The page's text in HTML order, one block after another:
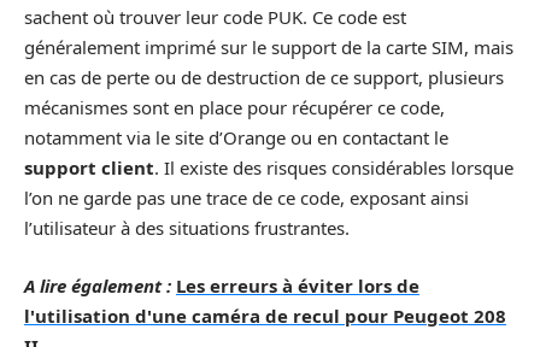
sachent où trouver leur code PUK. Ce code est
généralement imprimé sur le support de la carte SIM, mais
en cas de perte ou de destruction de ce support, plusieurs
mécanismes sont en place pour récupérer ce code,
notamment via le site d’Orange ou en contactant le
support client. Il existe des risques considérables lorsque
l’on ne garde pas une trace de ce code, exposant ainsi
l’utilisateur à des situations frustrantes.
A lire également : Les erreurs à éviter lors de
l'utilisation d'une caméra de recul pour Peugeot 208